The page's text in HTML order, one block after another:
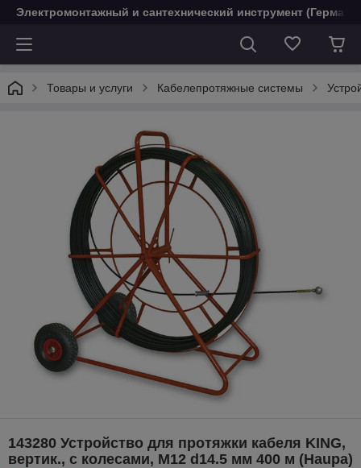
Электромонтажный и сантехнический инструмент
Товары и услуги Кабелепротяжные системы
143280 Устройство для протяжки кабеля KING,
вертик., с колесами, M12 d14.5 мм 400 м (Haupa)